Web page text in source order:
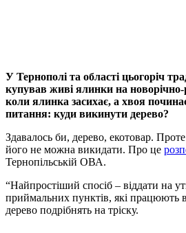
У Тернополі та області цьогоріч
купував живі ялинки на новорічно-
коли ялинка засихає, а хвоя
питання: куди викинути дерево?
Здавалось би, дерево, екотовар.
його не можна викидати. Про це
Тернопільській ОВА.
“Найпростіший спосіб – віддати на
приймальних пунктів, які працюють
дерево подрібнять на тріску.